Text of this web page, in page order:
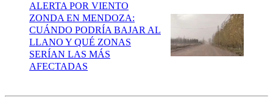
ALERTA POR VIENTO
ZONDA EN MENDOZA:
CUÁNDO PODRÍA BAJAR AL
LLANO Y QUÉ ZONAS
SERÍAN LAS MÁS
AFECTADAS